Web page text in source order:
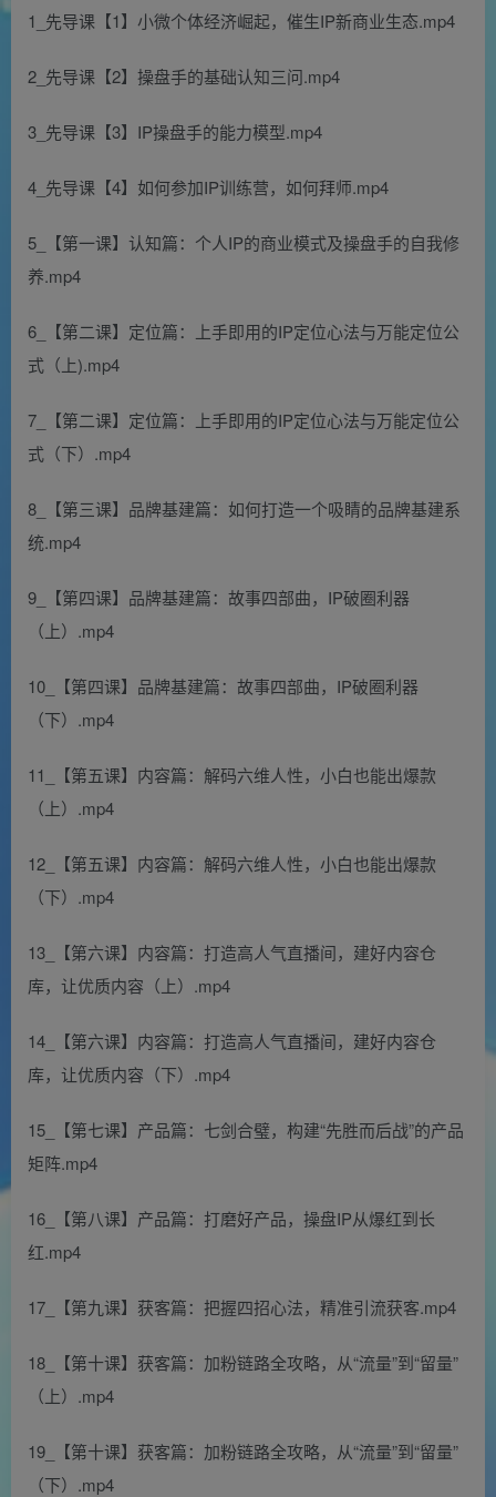
1_先导课【1】小微个体经济崛起，催生IP新商业生态.mp4
2_先导课【2】操盘手的基础认知三问.mp4
3_先导课【3】IP操盘手的能力模型.mp4
4_先导课【4】如何参加IP训练营，如何拜师.mp4
5_【第一课】认知篇：个人IP的商业模式及操盘手的自我修
养.mp4
6_【第二课】定位篇：上手即用的IP定位心法与万能定位公
式（上).mp4
7_【第二课】定位篇：上手即用的IP定位心法与万能定位公
式（下）.mp4
8_【第三课】品牌基建篇：如何打造一个吸睛的品牌基建系
统.mp4
9_【第四课】品牌基建篇：故事四部曲，IP破圈利器
（上）.mp4
10_【第四课】品牌基建篇：故事四部曲，IP破圈利器
（下）.mp4
11_【第五课】内容篇：解码六维人性，小白也能出爆款
（上）.mp4
12_【第五课】内容篇：解码六维人性，小白也能出爆款
（下）.mp4
13_【第六课】内容篇：打造高人气直播间，建好内容仓
库，让优质内容（上）.mp4
14_【第六课】内容篇：打造高人气直播间，建好内容仓
库，让优质内容（下）.mp4
15_【第七课】产品篇：七剑合璧，构建“先胜而后战”的产品
矩阵.mp4
16_【第八课】产品篇：打磨好产品，操盘IP从爆红到长
红.mp4
17_【第九课】获客篇：把握四招心法，精准引流获客.mp4
18_【第十课】获客篇：加粉链路全攻略，从“流量”到“留量”
（上）.mp4
19_【第十课】获客篇：加粉链路全攻略，从“流量”到“留量”
（下）.mp4